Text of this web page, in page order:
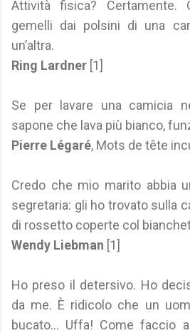
Attività fisica? Certamente.
gemelli dai polsini di una
un’altra.
Ring Lardner [1]
Se per lavare una camicia
sapone che lava più bianco,
Pierre Légaré, Mots de tête
Credo che mio marito abbia
segretaria: gli ho trovato sulla
di rossetto coperte col
Wendy Liebman [1]
Ho preso il detersivo. Ho
da me. È ridicolo che un
bucato… Uffa! Come faccio